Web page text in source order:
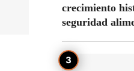
crecimiento
seguridad